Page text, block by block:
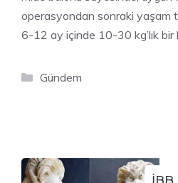
operasyondan sonraki yaşam
6-12 ay içinde 10-30 kg’lık bir
Kategoriler
Gündem